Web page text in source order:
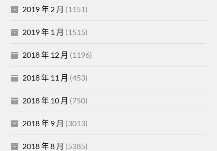
2019 年 2 月 (1151)
2019 年 1 月 (1515)
2018 年 12 月 (1196)
2018 年 11 月 (453)
2018 年 10 月 (750)
2018 年 9 月 (3013)
2018 年 8 月 (5385)